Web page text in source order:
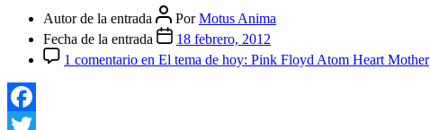
Autor de la entrada PorMotus Anima
Fecha de la entrada
18 febrero, 2012
1 comentario en El tema de hoy: Pink Floyd Atom Heart Mother
Facebook